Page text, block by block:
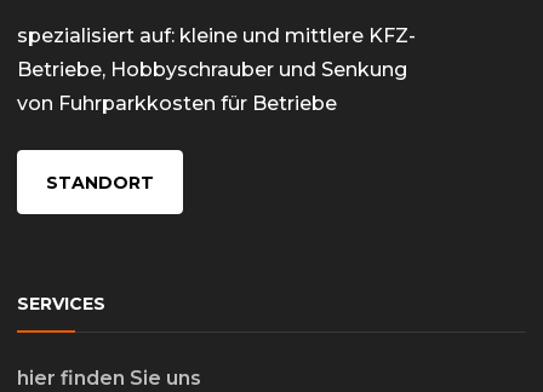
spezialisiert auf: kleine und mittlere KFZ-
Betriebe, Hobbyschrauber und Senkung
von Fuhrparkkosten für Betriebe
STANDORT
SERVICES
hier finden Sie uns